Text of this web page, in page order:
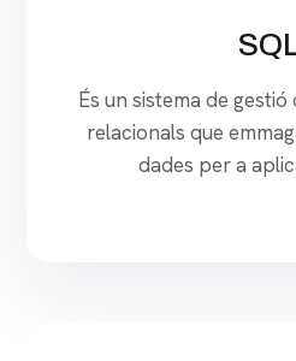
És un sistema de
relacionals que
dades per a